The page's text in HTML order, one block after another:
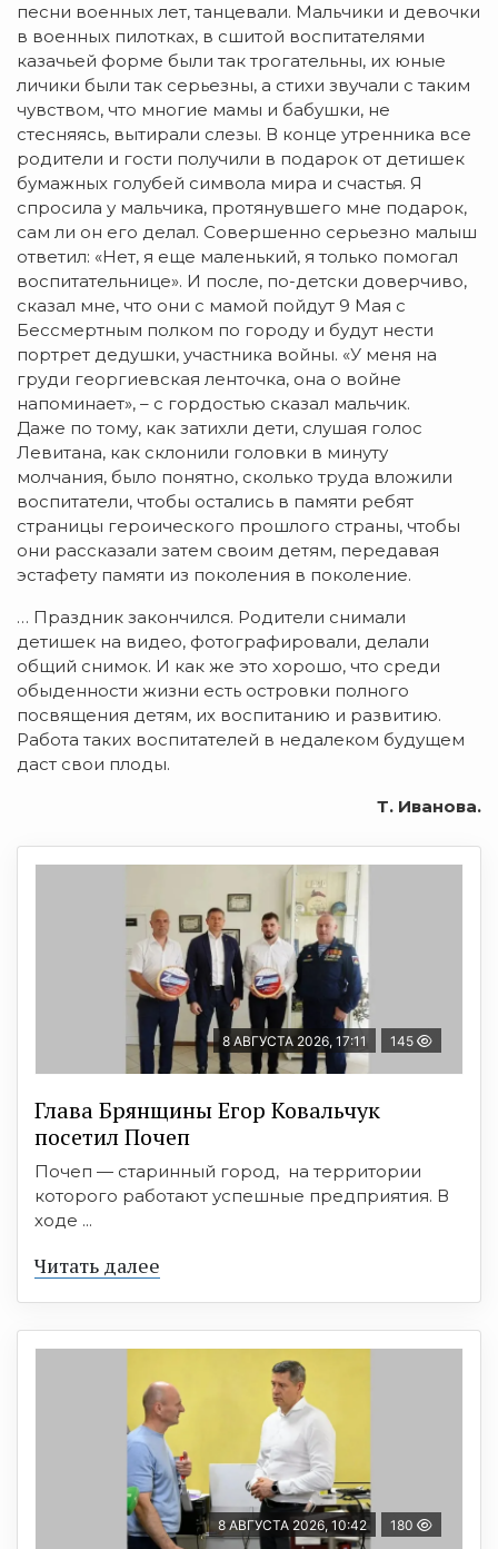
песни военных лет, танцевали. Мальчики и девочки
в военных пилотках, в сшитой воспитателями
казачьей форме были так трогательны, их юные
личики были так серьезны, а стихи звучали с таким
чувством, что многие мамы и бабушки, не
стесняясь, вытирали слезы. В конце утренника все
родители и гости получили в подарок от детишек
бумажных голубей символа мира и счастья. Я
спросила у мальчика, протянувшего мне подарок,
сам ли он его делал. Совершенно серьезно малыш
ответил: «Нет, я еще маленький, я только помогал
воспитательнице». И после, по-детски доверчиво,
сказал мне, что они с мамой пойдут 9 Мая с
Бессмертным полком по городу и будут нести
портрет дедушки, участника войны. «У меня на
груди георгиевская ленточка, она о войне
напоминает», – с гордостью сказал мальчик.
Даже по тому, как затихли дети, слушая голос
Левитана, как склонили головки в минуту
молчания, было понятно, сколько труда вложили
воспитатели, чтобы остались в памяти ребят
страницы героического прошлого страны, чтобы
они рассказали затем своим детям, передавая
эстафету памяти из поколения в поколение.
… Праздник закончился. Родители снимали
детишек на видео, фотографировали, делали
общий снимок. И как же это хорошо, что среди
обыденности жизни есть островки полного
посвящения детям, их воспитанию и развитию.
Работа таких воспитателей в недалеком будущем
даст свои плоды.
Т. Иванова.
8 АВГУСТА 2026, 17:11 145
Глава Брянщины Егор Ковальчук
посетил Почеп
Почеп — старинный город, на территории
которого работают успешные предприятия. В
ходе ...
Читать далее
8 АВГУСТА 2026, 10:42 180